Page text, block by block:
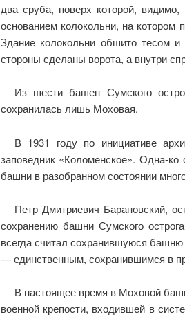
два сруба, поверх которой,
основанием колокольни, на
Здание колокольни обшито тесом
стороны сделаны ворота, а внутри
Из шести башен Сумского
сохранилась лишь Моховая.
В 1931 году по инициативе
заповедник «Коломенское». Одна-ко
башни в разобранном состоянии
Петр Дмитриевич Барановский,
сохранению башни Сумского
всегда считал сохранившуюся башню
— единственным, сохранившимся в
В настоящее время в Моховой
военной крепости, входившей в